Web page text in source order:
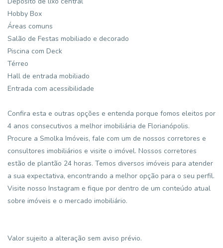
Hobby Box
Áreas comuns
Salão de Festas mobiliado e decorado
Piscina com Deck
Térreo
Hall de entrada mobiliado
Entrada com acessibilidade
Confira esta e outras opções e entenda porque fomos eleitos por
4 anos consecutivos a melhor imobiliária de Florianópolis.
Procure a Smolka Imóveis, fale com um de nossos corretores e
consultores imobiliários e visite o imóvel. Nossos corretores
estão de plantão 24 horas. Temos diversos imóveis para atender
a sua expectativa, encontrando a melhor opção para o seu perfil.
Visite nosso Instagram e fique por dentro de um conteúdo atual
sobre imóveis e o mercado imobiliário.
Valor sujeito a alteração sem aviso prévio.